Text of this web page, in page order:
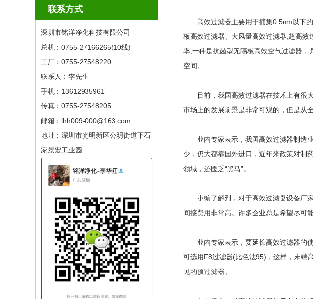
联系方式
深圳市铭洋净化科技有限公司
总机：0755-27166265(10线) ​
工厂：0755-27548220
联系人：李先生
手机：13612935961
传真：0755-27548205
邮箱：lhh009-000@163.com
地址：深圳市光明新区公明街道下石
家景宏工业园
高效过滤器主要用于捕集0.5um以下的
板高效过滤器、大风量高效过滤器,超高
率;一种是抗菌型无隔板高效空气过滤器
空间。
目前，我国高效过滤器在技术上有很大
市场上的发展前景是非常可观的，但是从
业内专家表示，我国高效过滤器制造业
少，仍大都靠国外进口，近年来政策对制
领域，还匮乏“黑马”。
小编了解到，对于高效过滤器设备厂家
间接费用非常高。许多企业总是希望尽可
业内专家表示，要延长高效过滤器的使
可选用F8过滤器(比色法95)，这样，末端
见的预过滤器。